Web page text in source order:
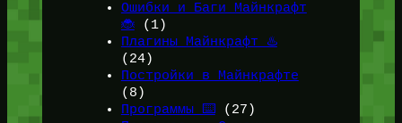
Ошибки и Баги Майнкрафт
🐞(1)
Плагины Майнкрафт ♨️
(24)
Постройки в Майнкрафте
(8)
Программы ⌨️(27)